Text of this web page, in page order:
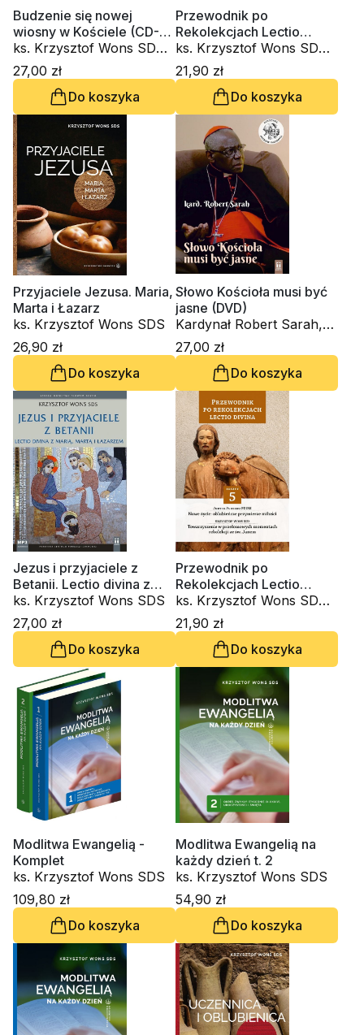
Budzenie się nowej
wiosny w Kościele (CD-
audiobook)
ks. Krzysztof Wons SDS,
Innocenzo Gargano
OSBCam.
27,00 zł
Do koszyka
Przewodnik po
Rekolekcjach Lectio
Divina. Zeszyt 6
ks. Krzysztof Wons SDS,
21,90 zł
Do koszyka
Przyjaciele Jezusa. Maria,
Marta i Łazarz
ks. Krzysztof Wons SDS
26,90 zł
Do koszyka
Słowo Kościoła musi być
jasne (DVD)
Kardynał Robert Sarah,
ks. Krzysztof Wons SDS
27,00 zł
Do koszyka
Jezus i przyjaciele z
Betanii. Lectio divina z
Marią, Martą i Łazarzem
(CD-audiobook)
ks. Krzysztof Wons SDS
27,00 zł
Do koszyka
Przewodnik po
Rekolekcjach Lectio
Divina. Zeszyt 5
ks. Krzysztof Wons SDS,
s. Judyta Pudełko PDDM
21,90 zł
Do koszyka
Modlitwa Ewangelią -
Komplet
ks. Krzysztof Wons SDS
109,80 zł
Do koszyka
Modlitwa Ewangelią na
każdy dzień t. 2
ks. Krzysztof Wons SDS
54,90 zł
Do koszyka